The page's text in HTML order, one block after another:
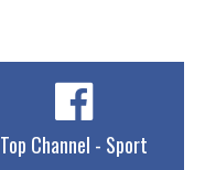
Top Channel - Sport